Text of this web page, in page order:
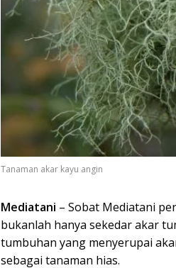
Tanaman akar kayu angin
Mediatani – Sobat Mediatani
bukanlah hanya sekedar akar
tumbuhan yang menyerupai
sebagai tanaman hias.